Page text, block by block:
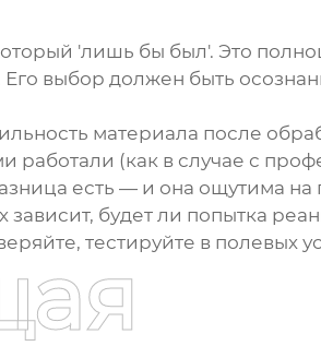
'лишь бы был'. Это
выбор должен быть
материала после
работали (как в случае с
есть — и она ощутима на
зависит, будет ли попытка
тестируйте в полевых